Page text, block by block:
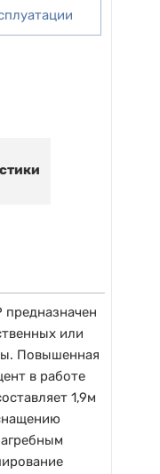
или
Повышенная
в работе
1,9м